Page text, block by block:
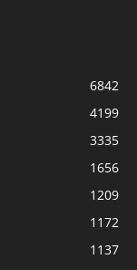
6842
4199
3335
1656
1209
1172
1137